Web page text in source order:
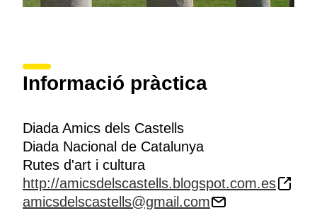
Informació pràctica
Diada Amics dels Castells
Diada Nacional de Catalunya
Rutes d'art i cultura
http://amicsdelscastells.blogspot.com.es
amicsdelscastells@gmail.com